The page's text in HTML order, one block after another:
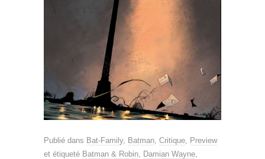
Publié dans Bat-Family, Batman Critique
Preview
et étiqueté Batman & Robin Damian Wayne